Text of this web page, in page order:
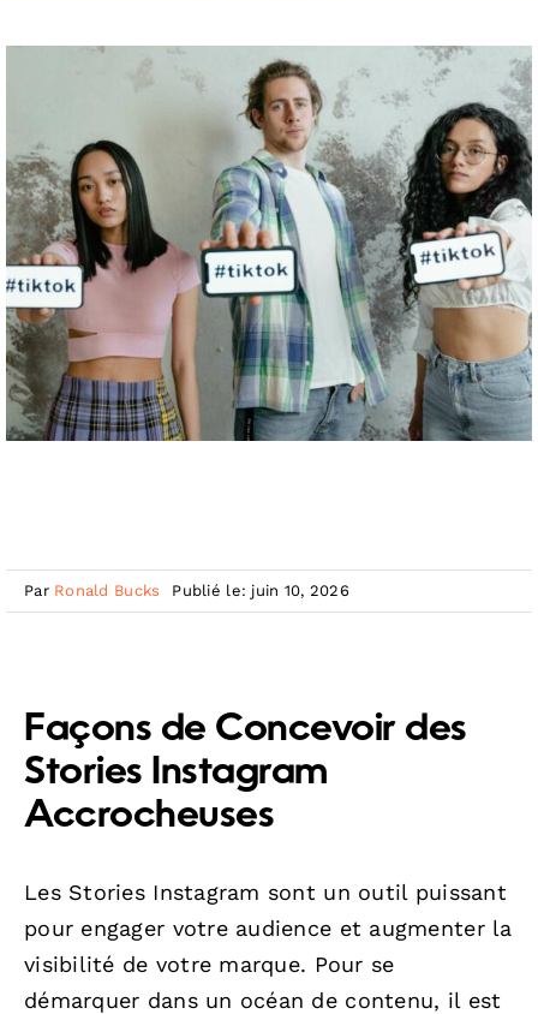
Par Ronald Bucks Publié le: juin 10, 2026
Façons de Concevoir des
Stories Instagram
Accrocheuses
Les Stories Instagram sont un outil puissant
pour engager votre audience et augmenter la
visibilité de votre marque. Pour se
démarquer dans un océan de contenu, il est